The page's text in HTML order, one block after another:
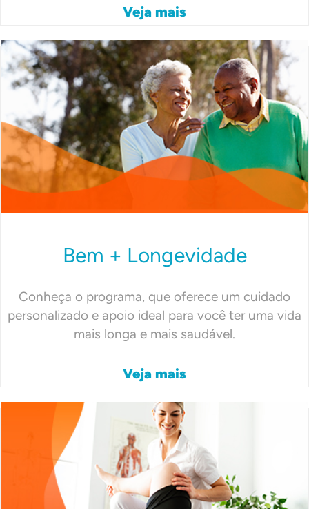
Veja mais
Bem + Longevidade
Conheça o programa, que oferece um cuidado
personalizado e apoio ideal para você ter uma vida
mais longa e mais saudável.
Veja mais